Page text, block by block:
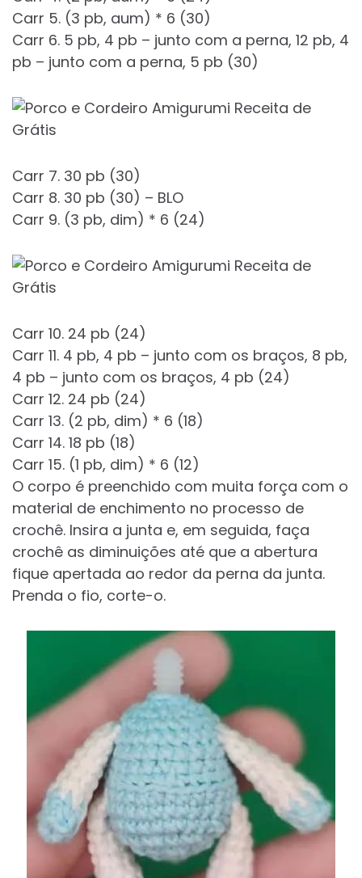
Carr 5. (3 pb, aum) * 6 (30)
Carr 6. 5 pb, 4 pb – junto com a perna, 12 pb, 4
pb – junto com a perna, 5 pb (30)
Carr 7. 30 pb (30)
Carr 8. 30 pb (30) – BLO
Carr 9. (3 pb, dim) * 6 (24)
Carr 10. 24 pb (24)
Carr 11. 4 pb, 4 pb – junto com os braços, 8 pb,
4 pb – junto com os braços, 4 pb (24)
Carr 12. 24 pb (24)
Carr 13. (2 pb, dim) * 6 (18)
Carr 14. 18 pb (18)
Carr 15. (1 pb, dim) * 6 (12)
O corpo é preenchido com muita força com o
material de enchimento no processo de
crochê. Insira a junta e, em seguida, faça
crochê as diminuições até que a abertura
fique apertada ao redor da perna da junta.
Prenda o fio, corte-o.